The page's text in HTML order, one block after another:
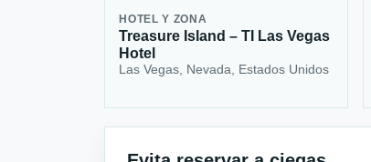
HOTEL Y ZONA
Treasure Island – TI Las Vegas
Hotel
Las Vegas, Nevada, Estados Unidos